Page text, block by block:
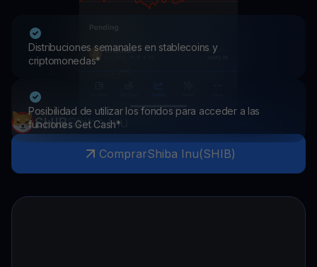
Distribuciones semanales en stablecoins y
criptomonedas*
Posibilidad de utilizar los fondos para acceder a las
funciones Get Cash*
SHIBShiba Inu
ComprarShiba Inu(SHIB)